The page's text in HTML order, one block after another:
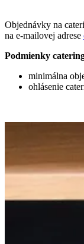
Objednávky na
na e-mailovej adrese
Podmienky
minimálna
ohlásenie